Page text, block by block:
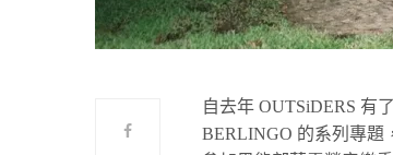
自去年 OUTSiDERS 有
BERLINGO 的系列專題